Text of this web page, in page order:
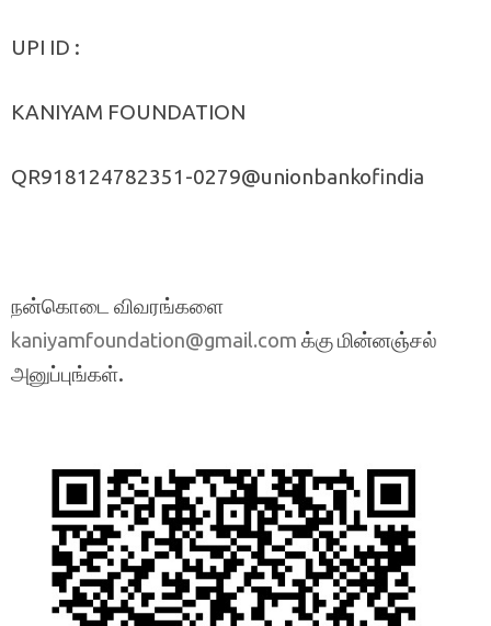
UPI ID :
KANIYAM FOUNDATION
QR918124782351-0279@unionbankofindia
நன்கொடை விவரங்களை
kaniyamfoundation@gmail.com க்கு மின்னஞ்சல்
அனுப்புங்கள்.